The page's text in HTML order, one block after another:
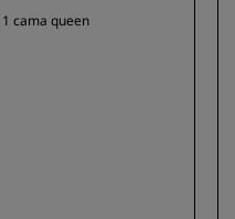
1 cama queen